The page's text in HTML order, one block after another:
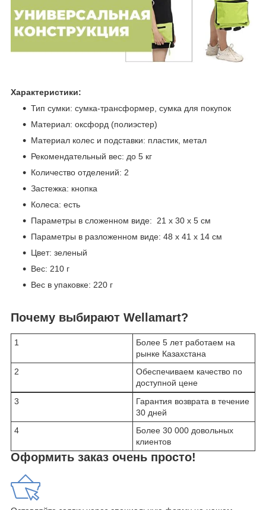
Характеристики:
Тип сумки: сумка-трансформер, сумка для покупок
Материал: оксфорд (полиэстер)
Материал колес и подставки: пластик, метал
Рекомендательный вес: до 5 кг
Количество отделений: 2
Застежка: кнопка
Колеса: есть
Параметры в сложенном виде: 21 х 30 х 5 см
Параметры в разложенном виде: 48 х 41 х 14 см
Цвет: зеленый
Вес: 210 г
Вес в упаковке: 220 г
Почему выбирают Wellamart?
1
Более 5 лет работаем на
рынке Казахстана
2
Обеспечиваем качество по
доступной цене
3
Гарантия возврата в течение
30 дней
4
Более 30 000 довольных
клиентов
Оформить заказ очень просто!